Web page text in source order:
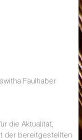
Faulhaber
die Aktualität,
der bereitgestellten